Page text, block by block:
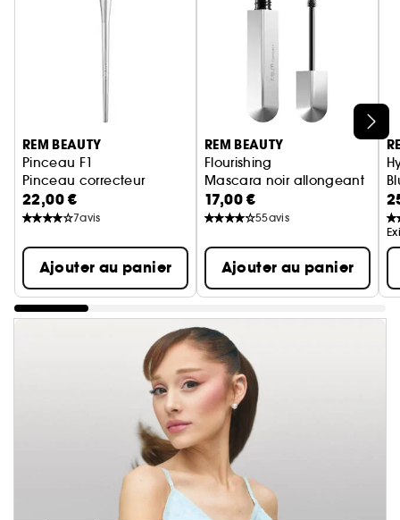
Ignorer le carrousel produits
REM BEAUTY
Pinceau F1
Pinceau correcteur
22,00 €
7avis
Ajouter au panier
REM BEAUTY
Flourishing
Mascara noir allongeant
17,00 €
55avis
Ajouter au panier